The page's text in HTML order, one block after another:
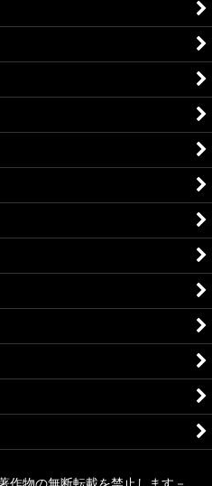
作物の無断転載を禁止します－